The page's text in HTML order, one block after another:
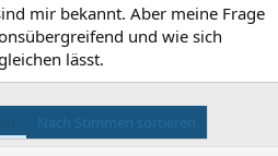
mir bekannt. Aber meine Frage
und wie sich
lässt.
Nach Stimmen sortieren